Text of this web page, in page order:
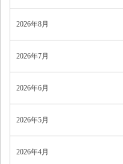
2026年8月
2026年7月
2026年6月
2026年5月
2026年4月